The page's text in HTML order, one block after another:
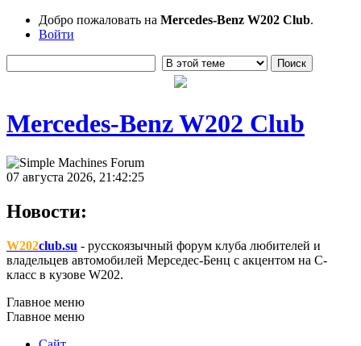
Добро пожаловать на Mercedes-Benz W202 Club.
Войти
Mercedes-Benz W202 Club
07 августа 2026, 21:42:25
Новости:
W202club.su - русскоязычный форум клуба любителей и
владельцев автомобилей Мерседес-Бенц с акцентом на C-
класс в кузове W202.
Главное меню
Главное меню